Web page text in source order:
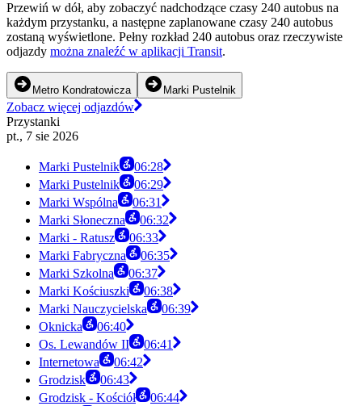
Przewiń w dół, aby zobaczyć nadchodzące czasy 240 autobus na
każdym przystanku, a następne zaplanowane czasy 240 autobus
zostaną wyświetlone. Pełny rozkład 240 autobus oraz rzeczywiste
odjazdy można znaleźć w aplikacji Transit.
Metro Kondratowicza Marki Pustelnik
Zobacz więcej odjazdów
Przystanki
pt., 7 sie 2026
Marki Pustelnik
06:28
Marki Pustelnik
06:29
Marki Wspólna
06:31
Marki Słoneczna
06:32
Marki - Ratusz
06:33
Marki Fabryczna
06:35
Marki Szkolna
06:37
Marki Kościuszki
06:38
Marki Nauczycielska
06:39
Oknicka
06:40
Os. Lewandów II
06:41
Internetowa
06:42
Grodzisk
06:43
Grodzisk - Kościół
06:44